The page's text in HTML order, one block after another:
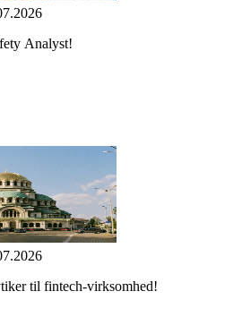
Analyst!
til fintech-virksomhed!